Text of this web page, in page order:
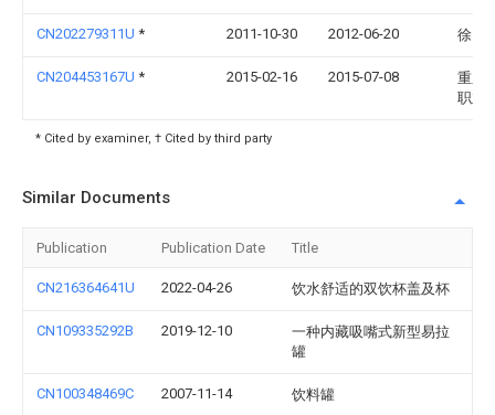
CN202279311U * 2011-10-30 2012-06-20 徐国
CN204453167U * 2015-02-16 2015-07-08
重庆
职业
* Cited by examiner, † Cited by third party
Similar Documents
Publication Publication Date Title
CN216364641U 2022-04-26 饮水舒适的双饮杯盖及杯
CN109335292B 2019-12-10
一种内藏吸嘴式新型易拉
罐
CN100348469C 2007-11-14 饮料罐